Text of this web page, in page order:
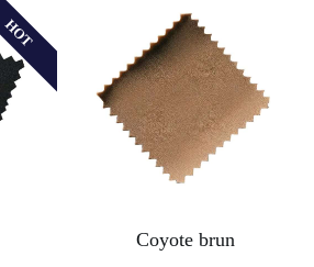
HOT
Coyote brun